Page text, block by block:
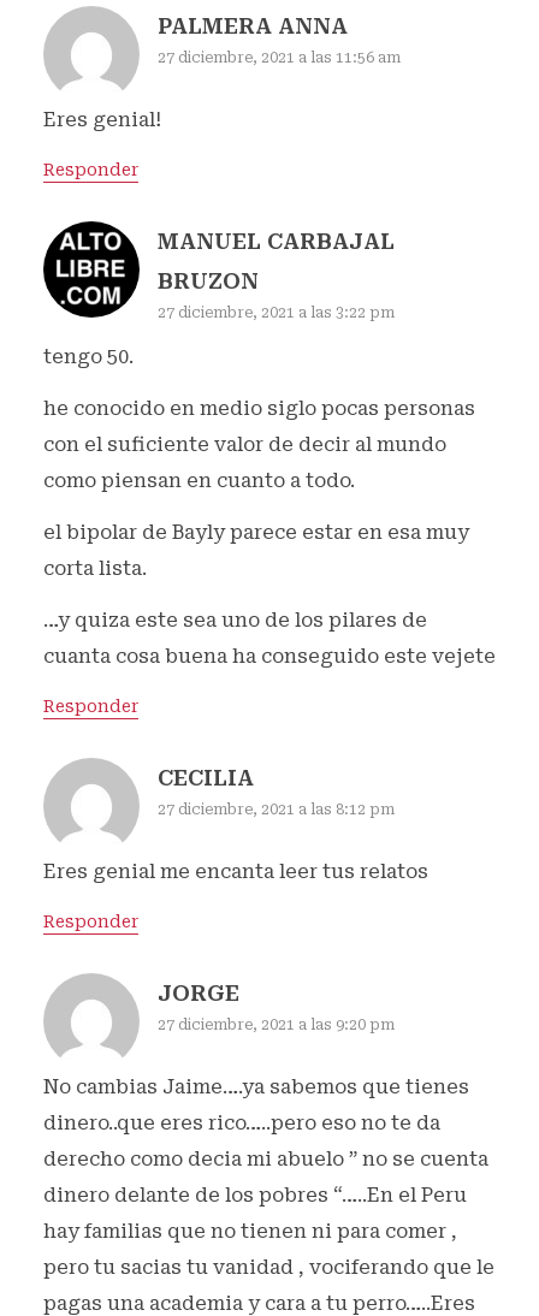
PALMERA ANNA
27 diciembre, 2021 a las 11:56 am
Eres genial!
Responder
MANUEL CARBAJAL
BRUZON
27 diciembre, 2021 a las 3:22 pm
tengo 50.
he conocido en medio siglo pocas personas
con el suficiente valor de decir al mundo
como piensan en cuanto a todo.
el bipolar de Bayly parece estar en esa muy
corta lista.
…y quiza este sea uno de los pilares de
cuanta cosa buena ha conseguido este vejete
Responder
CECILIA
27 diciembre, 2021 a las 8:12 pm
Eres genial me encanta leer tus relatos
Responder
JORGE
27 diciembre, 2021 a las 9:20 pm
No cambias Jaime….ya sabemos que tienes
dinero..que eres rico…..pero eso no te da
derecho como decia mi abuelo ” no se cuenta
dinero delante de los pobres “…..En el Peru
hay familias que no tienen ni para comer ,
pero tu sacias tu vanidad , vociferando que le
pagas una academia y cara a tu perro…..Eres